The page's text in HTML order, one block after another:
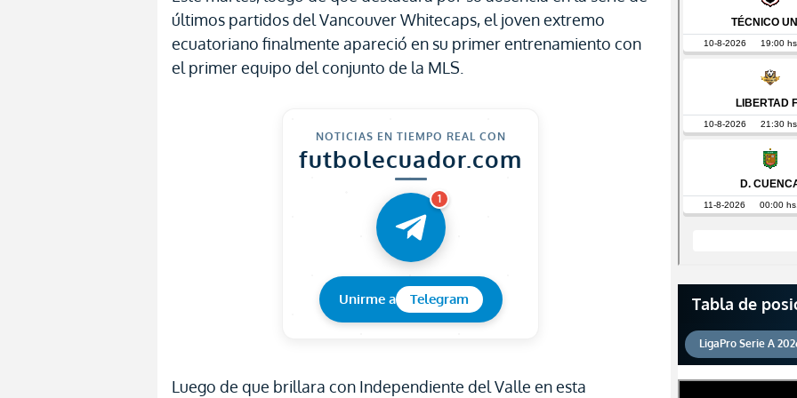
últimos partidos del Vancouver Whitecaps, el joven extremo
ecuatoriano finalmente apareció en su primer entrenamiento con
el primer equipo del conjunto de la MLS.
NOTICIAS EN TIEMPO REAL CON
futbolecuador.com
1
Unirme a Telegram
Luego de que brillara con Independiente del Valle en esta
Tabla de
LigaPro Serie A